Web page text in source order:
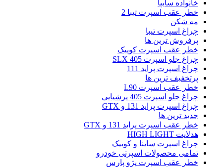
خانواده سایپا
خطر عقب اسپرت تیبا 2
مه شکن
چراغ اسپرت تیبا
پرفروش ترین ها
خطر عقب اسپرت کوییک
چراغ جلو اسپرت 405 SLX
چراغ اسپرت پراید 111
پرتخفیف ترین ها
خطر عقب اسپرت L90
چراغ جلو اسپرت 405 پرشیایی
چراغ اسپرت پراید 131 و GTX
جدید ترین ها
خطر عقب اسپرت پراید 131 و GTX
هدلایت HIGH LIGHT
چراغ اسپرت ساینا و کوییک
تمامی محصولات اسپرتی خودرو
خطر عقب اسپرت پژو پارس